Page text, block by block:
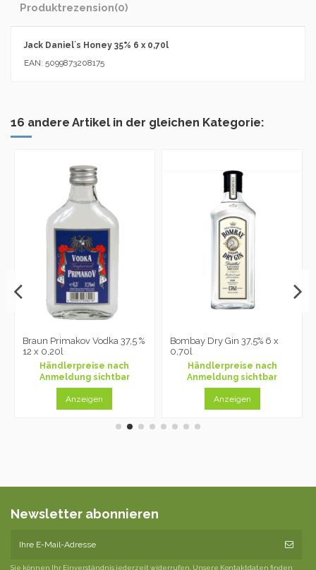
Produktrezension(0)
Jack Daniel´s Honey 35% 6 x 0,70l
EAN: 5099873208175
16 andere Artikel in der gleichen Kategorie:
Braun Primakov Vodka 37,5 %
12 x 0,20l
Händlerpreise nach
Anmeldung sichtbar
Anzeigen
Bombay Dry Gin 37,5% 6 x
0,70l
Händlerpreise nach
Anmeldung sichtbar
Anzeigen
Newsletter abonnieren
Sie können Ihr Einverständnis jederzeit widerrufen. Unsere Kontaktdaten finden